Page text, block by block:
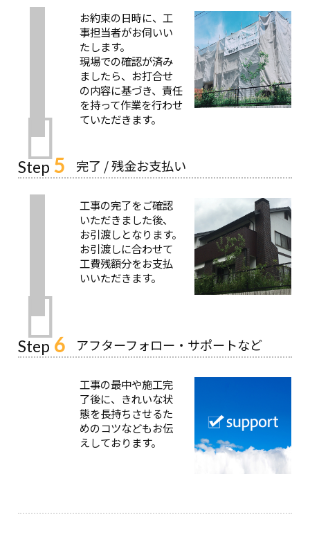
お約束の日時に、工
事担当者がお伺いい
たします。
現場での確認が済み
ましたら、お打合せ
の内容に基づき、責任
を持って作業を行わせ
ていただきます。
Step 5 完了 / 残金お支払い
工事の完了をご確認
いただきました後、
お引渡しとなります。
お引渡しに合わせて
工費残額分をお支払
いいただきます。
Step 6 アフターフォロー・サポートなど
工事の最中や施工完
了後に、きれいな状
態を長持ちさせるた
めのコツなどもお伝
えしております。